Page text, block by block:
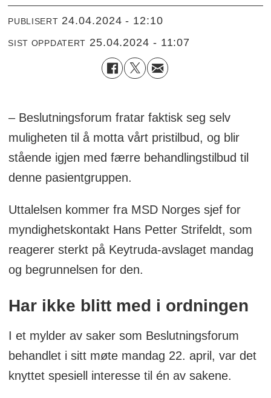
PUBLISERT 24.04.2024 - 12:10
SIST OPPDATERT 25.04.2024 - 11:07
– Beslutningsforum fratar faktisk seg selv
muligheten til å motta vårt pristilbud, og blir
stående igjen med færre behandlingstilbud til
denne pasientgruppen.
Uttalelsen kommer fra MSD Norges sjef for
myndighetskontakt Hans Petter Strifeldt, som
reagerer sterkt på Keytruda-avslaget mandag
og begrunnelsen for den.
Har ikke blitt med i ordningen
I et mylder av saker som Beslutningsforum
behandlet i sitt møte mandag 22. april, var det
knyttet spesiell interesse til én av sakene.